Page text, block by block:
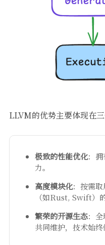
LLVM的优势主要体现在三
极致的性能优化：拥
力。
高度模块化：按需
（如Rust, Swift）
繁荣的开源生态：全
共同维护，技术始终